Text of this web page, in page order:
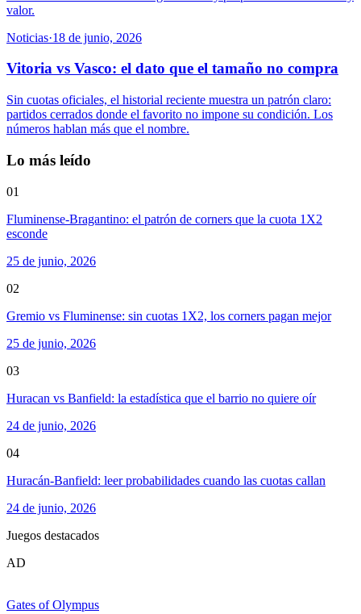
valor.
Noticias·18 de junio, 2026
Vitoria vs Vasco: el dato que el tamaño no compra
Sin cuotas oficiales, el historial reciente muestra un patrón claro:
partidos cerrados donde el favorito no impone su condición. Los
números hablan más que el nombre.
Lo más leído
01
Fluminense-Bragantino: el patrón de corners que la cuota 1X2
esconde
25 de junio, 2026
02
Gremio vs Fluminense: sin cuotas 1X2, los corners pagan mejor
25 de junio, 2026
03
Huracan vs Banfield: la estadística que el barrio no quiere oír
24 de junio, 2026
04
Huracán-Banfield: leer probabilidades cuando las cuotas callan
24 de junio, 2026
Juegos destacados
AD
Gates of Olympus